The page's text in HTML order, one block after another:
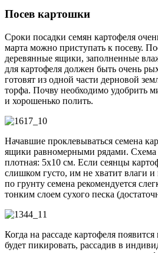
Посев картошки
Сроки посадки семян картофеля
марта можно приступать к посеву.
деревянные ящики, заполненные
для картофеля должен быть очень
готовят из одной части дерновой
торфа. Почву необходимо удобрить
и хорошенько полить.
Начавшие проклевываться семена
ящики равномерными рядами. Схема
плотная: 5х10 см. Если сеянцы
слишком густо, им не хватит влаги
по грунту семена рекомендуется
тонким слоем сухого песка
Когда на рассаде картофеля
будет пикировать, рассадив в